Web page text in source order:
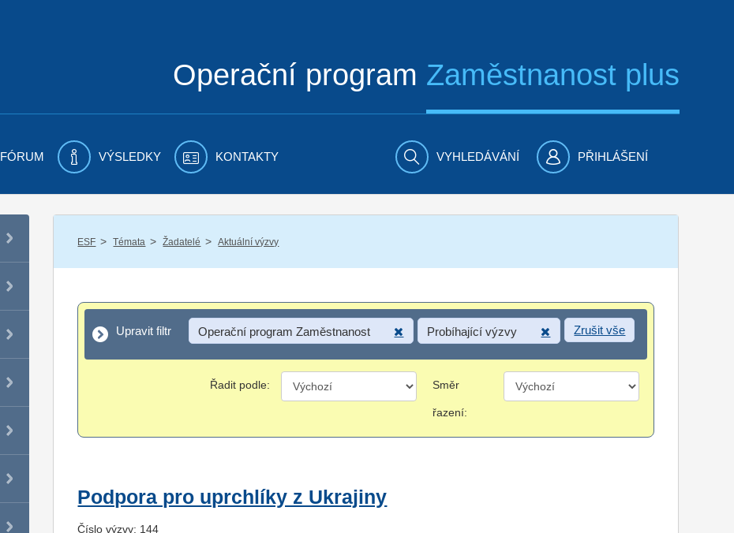
Operační program Zaměstnanost plus
FÓRUM VÝSLEDKY KONTAKTY VYHLEDÁVÁNÍ PŘIHLÁŠENÍ
ESF / Témata / Žadatelé / Aktuální výzvy
Upravit filtr
Upravit filtr Operační program Zaměstnanost Probíhající výzvy Zrušit vše
Řadit podle: Směr
řazení:
Podpora pro uprchlíky z Ukrajiny
Číslo výzvy: 144